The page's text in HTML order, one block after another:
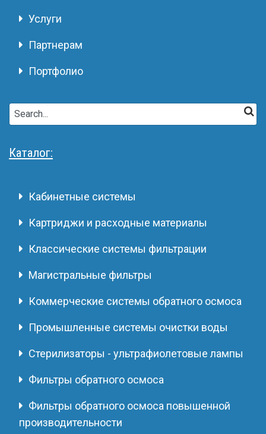
Услуги
Партнерам
Портфолио
Каталог:
Кабинетные системы
Картриджи и расходные материалы
Классические системы фильтрации
Магистральные фильтры
Коммерческие системы обратного осмоса
Промышленные системы очистки воды
Стерилизаторы - ультрафиолетовые лампы
Фильтры обратного осмоса
Фильтры обратного осмоса повышенной
производительности